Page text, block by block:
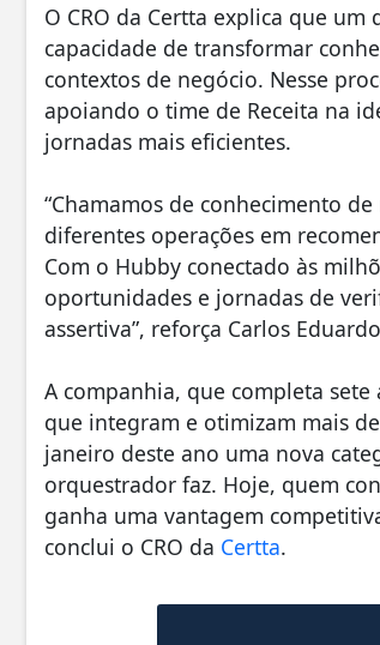
O CRO da Certta explica que
capacidade de transformar
contextos de negócio. Nesse
apoiando o time de Receita na
jornadas mais eficientes.
“Chamamos de conhecimento
diferentes operações em
Com o Hubby conectado às
oportunidades e jornadas de
assertiva”, reforça Carlos
A companhia, que completa
que integram e otimizam mais
janeiro deste ano uma nova
orquestrador faz. Hoje, quem
ganha uma vantagem
conclui o CRO da Certta.